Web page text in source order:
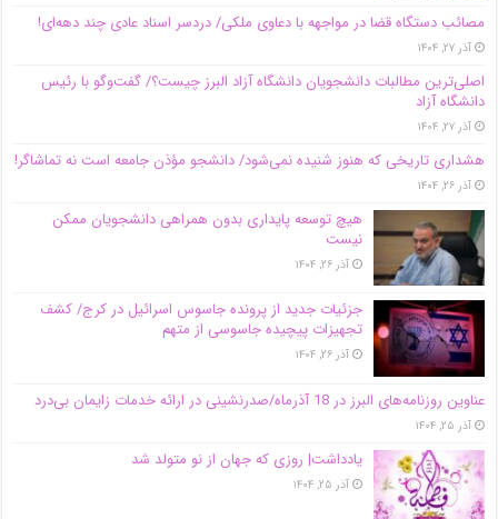
مصائب دستگاه قضا در مواجهه با دعاوی ملکی/ دردسر اسناد عادی چند‌ دهه‌ای!
آذر ۲۷, ۱۴۰۴
اصلی‌ترین مطالبات دانشجویان دانشگاه آزاد البرز چیست؟/ گفت‌وگو با رئیس
دانشگاه آز‌اد
آذر ۲۷, ۱۴۰۴
هشداری تاریخی که هنوز شنیده نمی‌شود/ دانشجو مؤذن جامعه است نه تماشاگر!
آذر ۲۶, ۱۴۰۴
هیچ توسعه پایداری بدون همراهی دانشجویان ممکن
نیست
آذر ۲۶, ۱۴۰۴
جزئیات جدید از پرونده جاسوس اسرائیل در کرج/‌ کشف
تجهیزات پیچیده جاسوسی از متهم
آذر ۲۶, ۱۴۰۴
عناوین روزنامه‌های البرز در ‌18 آذرماه/صدرنشینی در ارائه خدمات زایمان بی‌درد
آذر ۲۵, ۱۴۰۴
یادداشت| روزی که جهان از نو متولد شد
آذر ۲۵, ۱۴۰۴